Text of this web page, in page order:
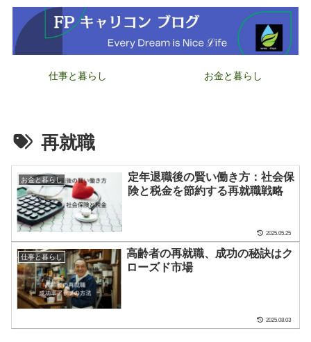
仕事と暮らし お金と暮らし
再就職
お金と暮らし
定年退職後の賢い働き方：社会保
険と税金を節約する再就職戦略
2025.05.25
仕事と暮らし
高齢者の再就職、成功の秘訣はク
ローズド市場
2025.08.03